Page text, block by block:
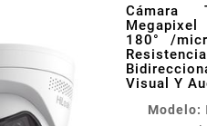
Y Audit
Principales
1888
180° /
Visual Y
Modelo: